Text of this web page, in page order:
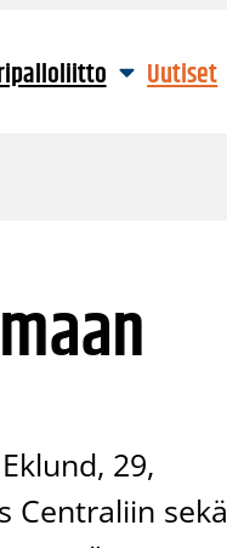
Uutiset
29,
Centraliin sekä